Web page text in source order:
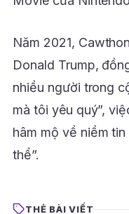
Năm 2021,
Donald Trump,
nhiều người trong
mà tôi yêu quý”,
hâm mộ về niềm
thể”.
THẺ BÀI VIẾT